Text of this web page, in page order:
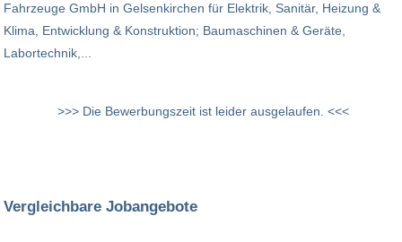
Fahrzeuge GmbH in Gelsenkirchen für Elektrik, Sanitär, Heizung &
Klima, Entwicklung & Konstruktion; Baumaschinen & Geräte,
Labortechnik,...
>>> Die Bewerbungszeit ist leider ausgelaufen. <<<
Vergleichbare Jobangebote